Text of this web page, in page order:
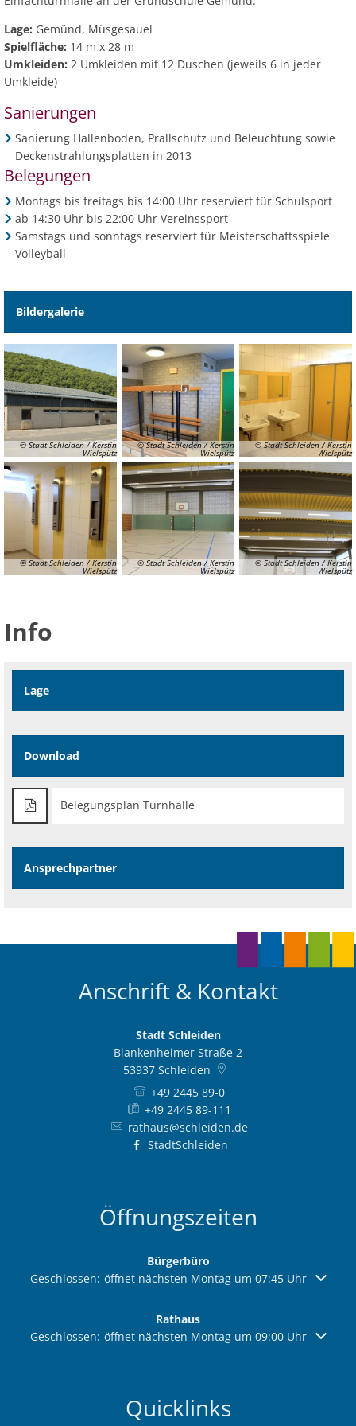
Bankverbindung/Lastschriftverfahren
Widerspruchsverfahren
Lage: Gemünd, Müsgesauel
Spielfläche: 14 m x 28 m
Umkleiden: 2 Umkleiden mit 12 Duschen (jeweils 6 in jeder
Umkleide)
Sanierungen
Sanierung Hallenboden, Prallschutz und Beleuchtung sowie
Deckenstrahlungsplatten in 2013
Belegungen
Montags bis freitags bis 14:00 Uhr reserviert für Schulsport
ab 14:30 Uhr bis 22:00 Uhr Vereinssport
Samstags und sonntags reserviert für Meisterschaftsspiele
Volleyball
Bildergalerie
© Stadt Schleiden / Kerstin
Wielspütz
© Stadt Schleiden / Kerstin
Wielspütz
© Stadt Schleiden / Kerstin
Wielspütz
© Stadt Schleiden / Kerstin
Wielspütz
© Stadt Schleiden / Kerstin
Wielspütz
© Stadt Schleiden / Kerstin
Wielspütz
Info
Lage
Download
Belegungsplan Turnhalle
Ansprechpartner
Anschrift & Kontakt
Stadt Schleiden
Blankenheimer Straße 2
53937 Schleiden
+49 2445 89-0
+49 2445 89-111
rathaus@schleiden.de
StadtSchleiden
Öffnungszeiten
Bürgerbüro
Klicken, um weitere Öffnungs- oder Schließzeiten
Geschlossen: öffnet nächsten Montag um 07:45 Uhr
Rathaus
Klicken, um weitere Öffnungs- oder Schließzeiten
Geschlossen: öffnet nächsten Montag um 09:00 Uhr
Quicklinks